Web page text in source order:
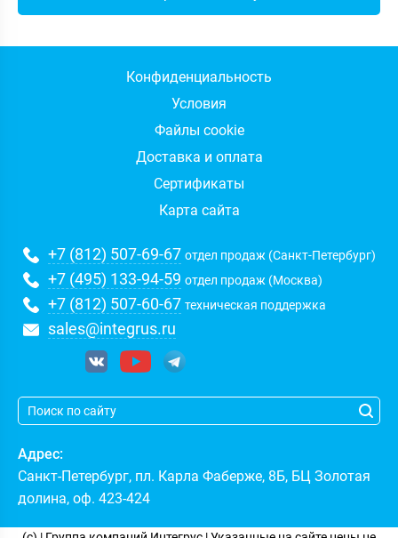
Конфиденциальность
Условия
Файлы cookie
Доставка и оплата
Сертификаты
Карта сайта
+7 (812) 507-69-67 отдел продаж (Санкт-Петербург)
+7 (495) 133-94-59 отдел продаж (Москва)
+7 (812) 507-60-67 техническая поддержка
sales@integrus.ru
Адрес:
Санкт-Петербург, пл. Карла Фаберже, 8Б, БЦ Золотая
долина, оф. 423-424